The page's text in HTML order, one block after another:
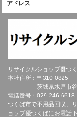
アドレス
リサイクルショップ優つ
本社住所：〒310-0825
茨城県水戸市
電話番号：029-246-6618
つくば市で不用品回収、
ョップ優つくばにお電話